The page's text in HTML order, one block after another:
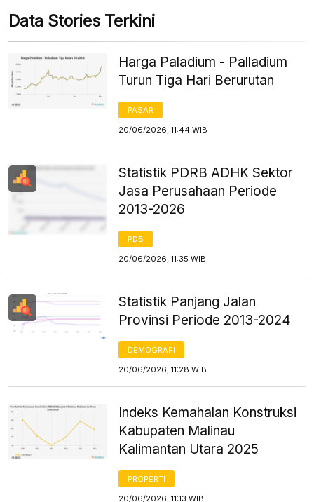
Data Stories Terkini
Harga Paladium - Palladium
Turun Tiga Hari Berurutan
PASAR
20/06/2026, 11:44 WIB
Statistik PDRB ADHK Sektor
Jasa Perusahaan Periode
2013-2026
PDB
20/06/2026, 11:35 WIB
Statistik Panjang Jalan
Provinsi Periode 2013-2024
DEMOGRAFI
20/06/2026, 11:28 WIB
Indeks Kemahalan Konstruksi
Kabupaten Malinau
Kalimantan Utara 2025
PROPERTI
20/06/2026, 11:13 WIB